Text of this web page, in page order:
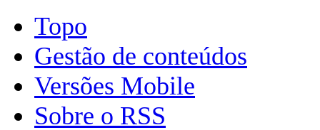
Topo
Gestão de conteúdos
Versões Mobile
Sobre o RSS